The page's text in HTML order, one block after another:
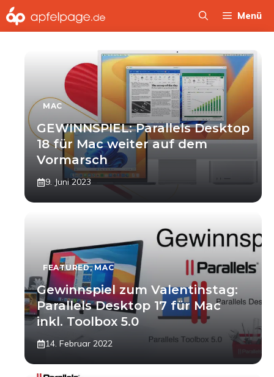
Zum
Inhalt
Menü
MAC
GEWINNSPIEL: Parallels Desktop
18 für Mac weiter auf dem
Vormarsch
9. Juni 2023
FEATURED,MAC
Gewinnspiel zum Valentinstag:
Parallels Desktop 17 für Mac
inkl. Toolbox 5.0
14. Februar 2022